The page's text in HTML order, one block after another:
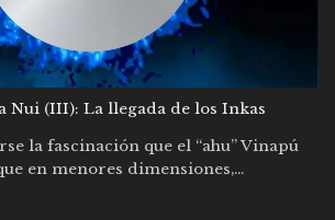
Nui (III): La llegada de los Inkas
la fascinación que el “ahu” Vinapú
en menores dimensiones,...